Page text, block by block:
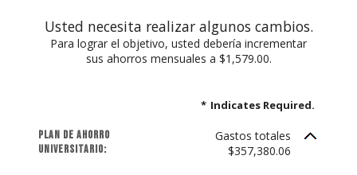
Usted necesita realizar algunos cambios.
Para lograr el objetivo, usted debería incrementar
sus ahorros mensuales a $1,579.00.
* Indicates Required.
Plan de ahorro
universitario:
Gastos totales
$357,380.06